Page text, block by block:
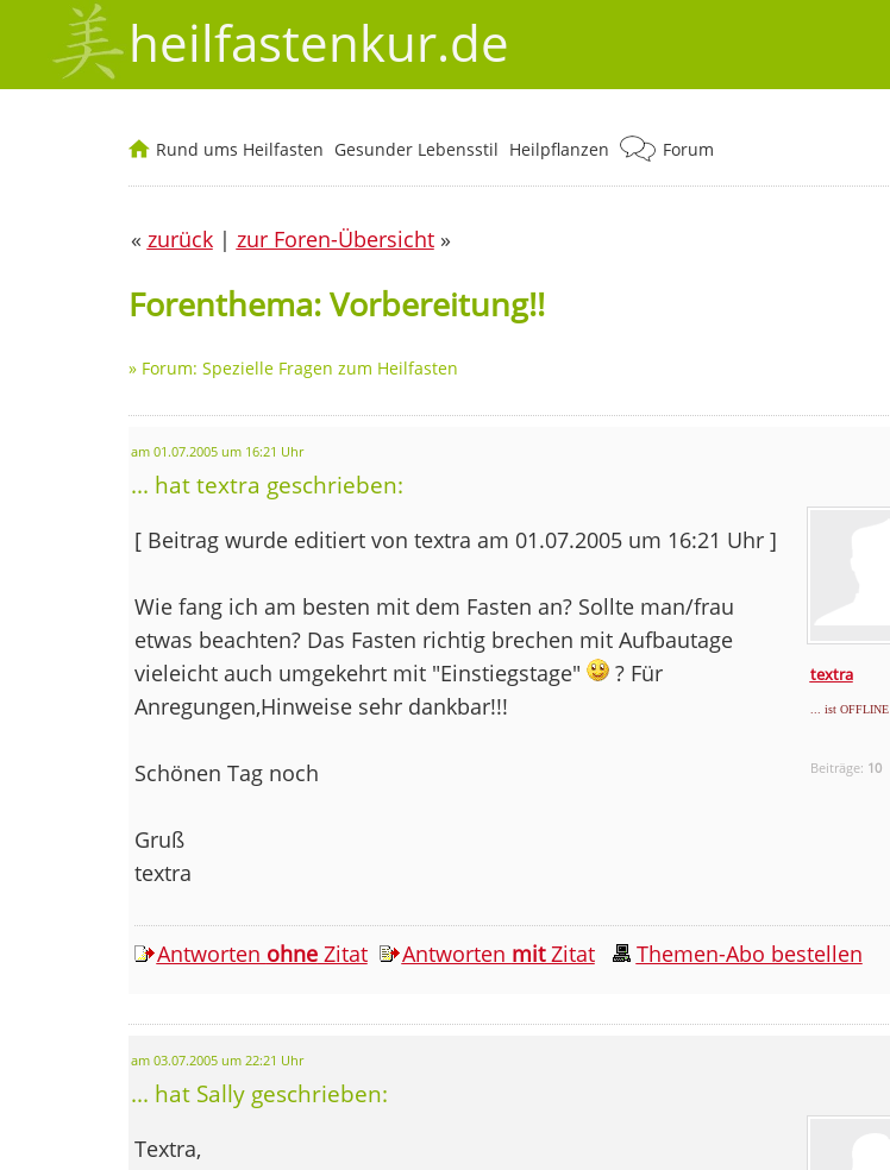
heilfastenkur.de
Rund ums Heilfasten Gesunder Lebensstil Heilpflanzen Forum
« zurück| zur Foren-Übersicht»
Forenthema: Vorbereitung!!
» Forum: Spezielle Fragen zum Heilfasten
am 01.07.2005 um 16:21 Uhr
... hat textra geschrieben:
textra
... ist OFFLINE
Beiträge: 10
[ Beitrag wurde editiert von textra am 01.07.2005 um 16:21 Uhr ]
Wie fang ich am besten mit dem Fasten an? Sollte man/frau
etwas beachten? Das Fasten richtig brechen mit Aufbautage
vieleicht auch umgekehrt mit "Einstiegstage"
? Für
Anregungen,Hinweise sehr dankbar!!!
Schönen Tag noch
Gruß
textra
Antworten ohneZitat Antworten mitZitat Themen-Abo bestellen
am 03.07.2005 um 22:21 Uhr
... hat Sally geschrieben:
Textra,